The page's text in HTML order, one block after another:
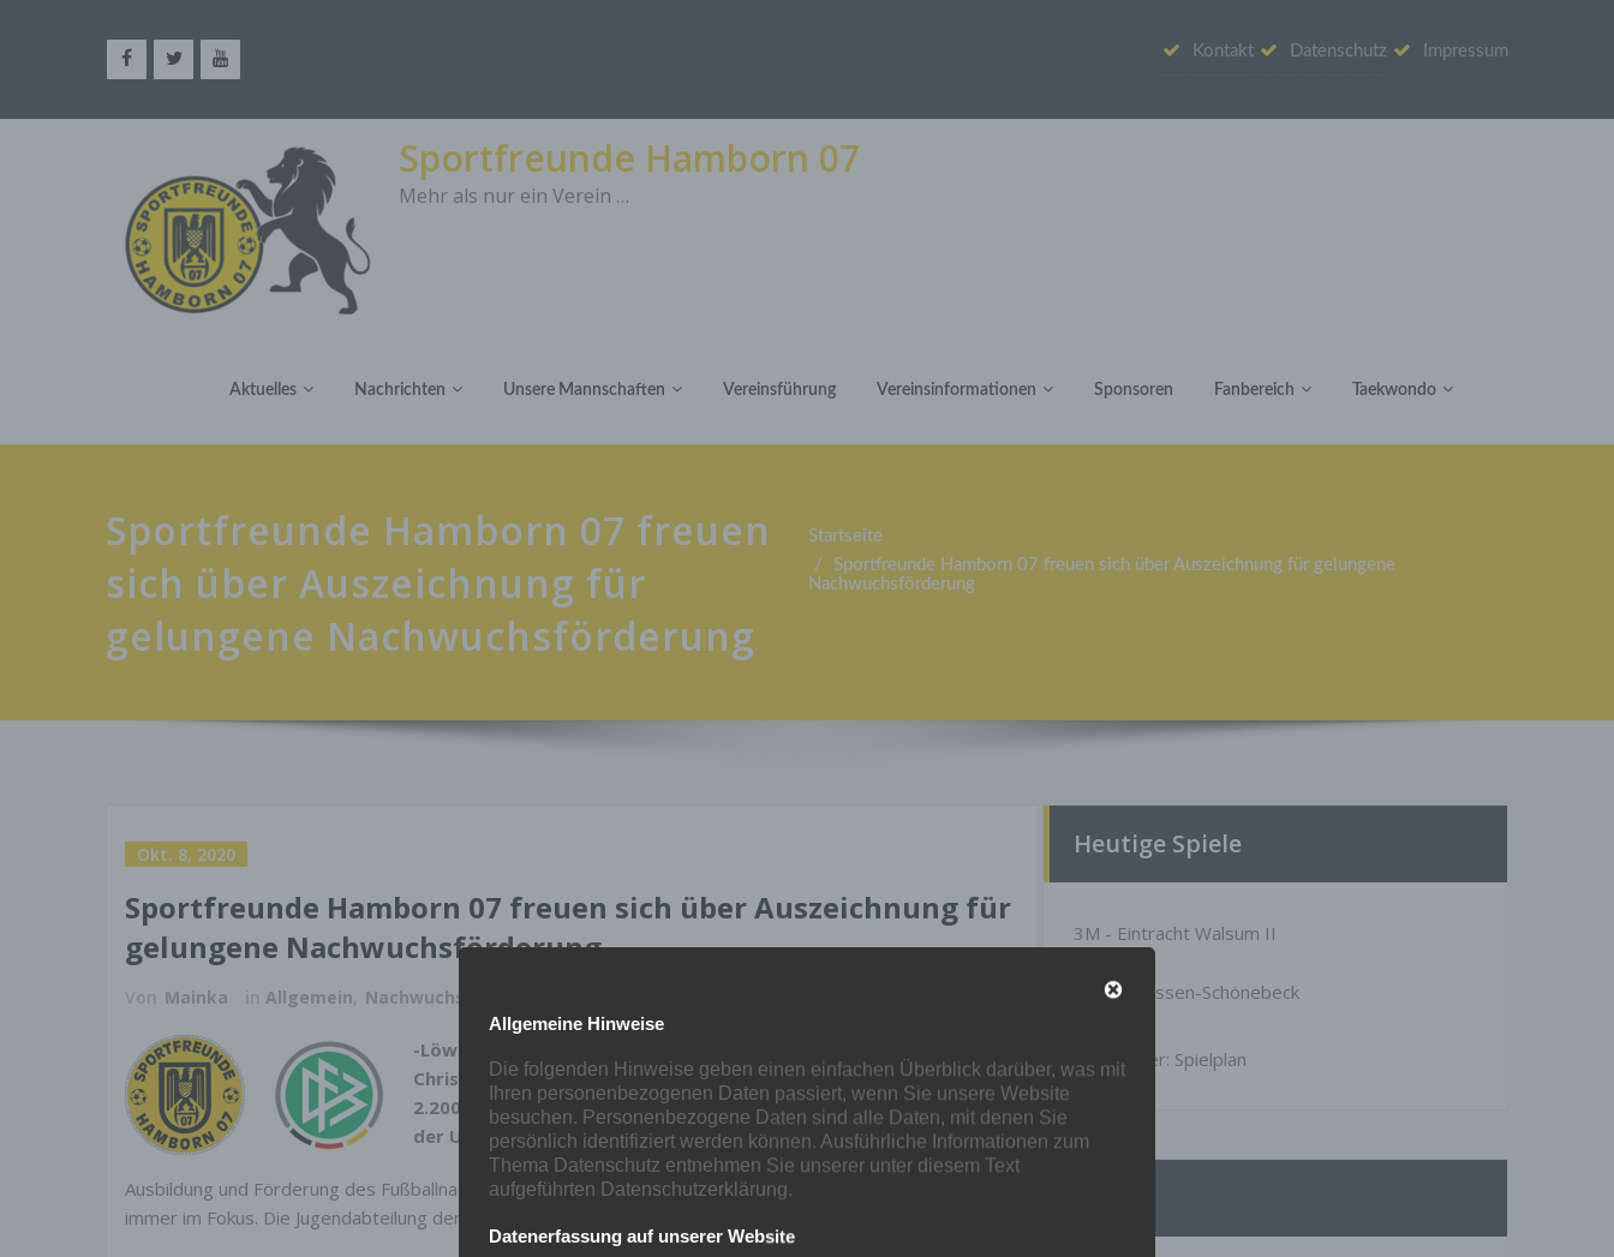
Kontakt Datenschutz Impressum
Sportfreunde Hamborn 07
Mehr als nur ein Verein …
Aktuelles Nachrichten Unsere Mannschaften Vereinsführung Vereinsinformationen Sponsoren Fanbereich Taekwondo
Sportfreunde Hamborn 07 freuen
sich über Auszeichnung für
gelungene Nachwuchsförderung
Startseite
Sportfreunde Hamborn 07 freuen sich über Auszeichnung für gelungene
Nachwuchsförderung
Okt. 8, 2020
Sportfreunde Hamborn 07 freuen sich über Auszeichnung für
gelungene Nachwuchsförderung
Von Mainka in Allgemein, Nachwuchs
-Löwen profitieren vom DFB-Bonussystem für die Ausbildung von
Christian Schwieren und freuen sich über eine Zuwendung von
2.200 Euro – Der 17 jährige Ex-Löwe steht mittlerweile im Kader
der U19 Nationalmannschaft –
Ausbildung und Förderung des Fußballnachwuchses standen und stehen bei den Sportfreunden Hamborn 07
immer im Fokus. Die Jugendabteilung der Hamborner Löwen genießt deshalb von jeher einen guten Ruf.
Heutige Spiele
3M - Eintracht Walsum II
1M - SG Essen-Schönebeck
Mehr unter: Spielplan
Allgemeine Hinweise
Die folgenden Hinweise geben einen einfachen Überblick darüber, was mit
Ihren personenbezogenen Daten passiert, wenn Sie unsere Website
besuchen. Personenbezogene Daten sind alle Daten, mit denen Sie
persönlich identifiziert werden können. Ausführliche Informationen zum
Thema Datenschutz entnehmen Sie unserer unter diesem Text
aufgeführten Datenschutzerklärung.
Datenerfassung auf unserer Website